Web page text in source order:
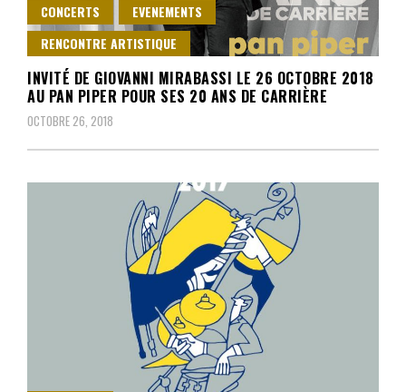
CONCERTS
EVENEMENTS
RENCONTRE ARTISTIQUE
INVITÉ DE GIOVANNI MIRABASSI LE 26 OCTOBRE 2018
AU PAN PIPER POUR SES 20 ANS DE CARRIÈRE
OCTOBRE 26, 2018